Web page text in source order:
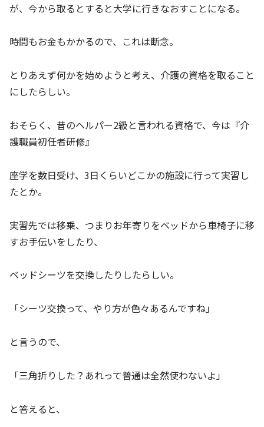
が、今から取るとすると大学に行きなおすことになる。
時間もお金もかかるので、これは断念。
とりあえず何かを始めようと考え、介護の資格を取ること
にしたらしい。
おそらく、昔のヘルパー2級と言われる資格で、今は『介
護職員初任者研修』
座学を数日受け、3日くらいどこかの施設に行って実習し
たとか。
実習先では移乗、つまりお年寄りをベッドから車椅子に移
すお手伝いをしたり、
ベッドシーツを交換したりしたらしい。
「シーツ交換って、やり方が色々あるんですね」
と言うので、
「三角折りした？あれって普通は全然使わないよ」
と答えると、